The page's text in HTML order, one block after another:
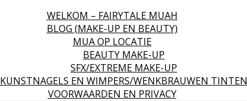
WELKOM – FAIRYTALE MUAH
BLOG (MAKE-UP EN BEAUTY)
MUA OP LOCATIE
BEAUTY MAKE-UP
SFX/EXTREME MAKE-UP
KUNSTNAGELS EN WIMPERS/WENKBRAUWEN TINTEN
VOORWAARDEN EN PRIVACY